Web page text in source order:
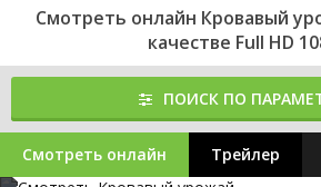
Смотреть онлайн Кровавый
качестве Full HD
ПОИСК ПО
Смотреть онлайн Трейлер